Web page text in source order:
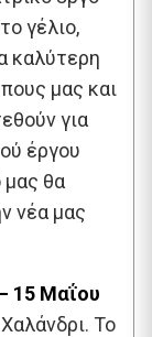
γέλιο,
καλύτερη
μας και
για
έργου
μας θα
νέα μας
15 Μαΐου
Το